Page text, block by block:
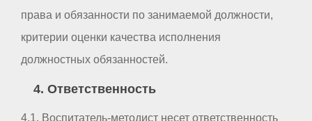
права и обязанности по занимаемой должности,
критерии оценки качества исполнения
должностных обязанностей.
4. Ответственность
4.1. Воспитатель-методист несет ответственность